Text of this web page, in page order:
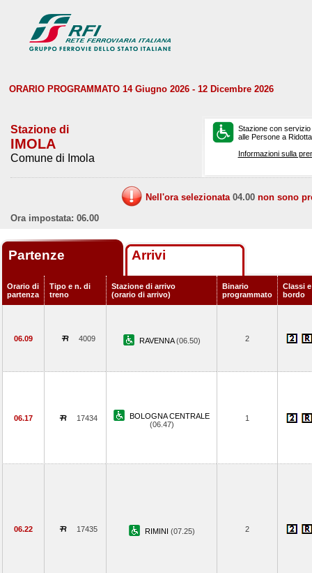
ORARIO PROGRAMMATO 14 Giugno 2026 - 12 Dicembre 2026
Stazione di
IMOLA
Comune di Imola
Stazione con
alle Persone a
Informazioni sulla
Nell'ora selezionata 04.00 non sono
Ora impostata: 06.00
Partenze Arrivi
Orario di
partenza
Tipo e n. di
treno
Stazione di arrivo
(orario di arrivo)
Binario
programmato
Classi
bordo
06.09 4009 RAVENNA(06.50) 2
06.17 17434
BOLOGNA CENTRALE
(06.47)
1
06.22 17435 RIMINI (07.25) 2